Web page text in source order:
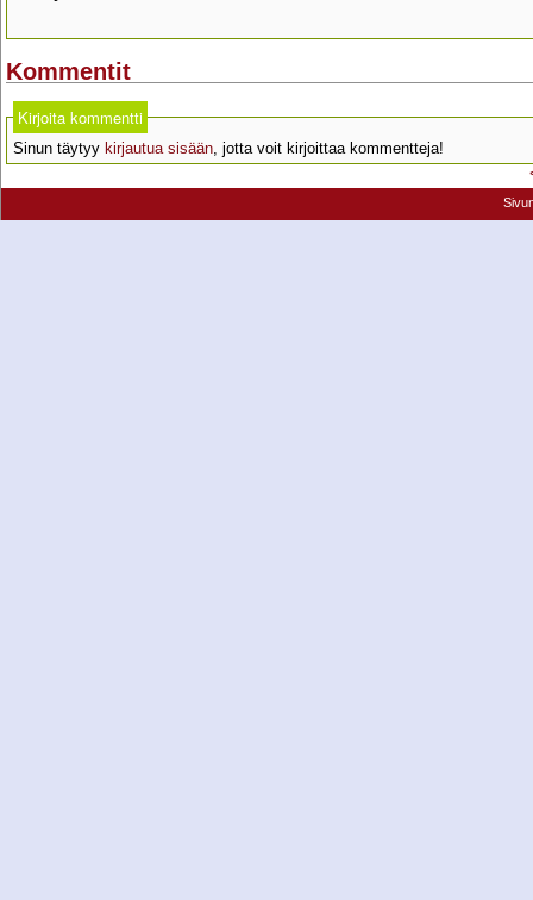
Kommentit
Kirjoita kommentti
Sinun täytyy kirjautua sisään, jotta voit kirjoittaa kommentteja!